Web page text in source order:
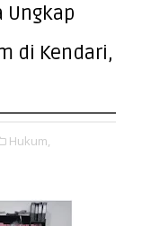
Ungkap
di Kendari,
Hukum,